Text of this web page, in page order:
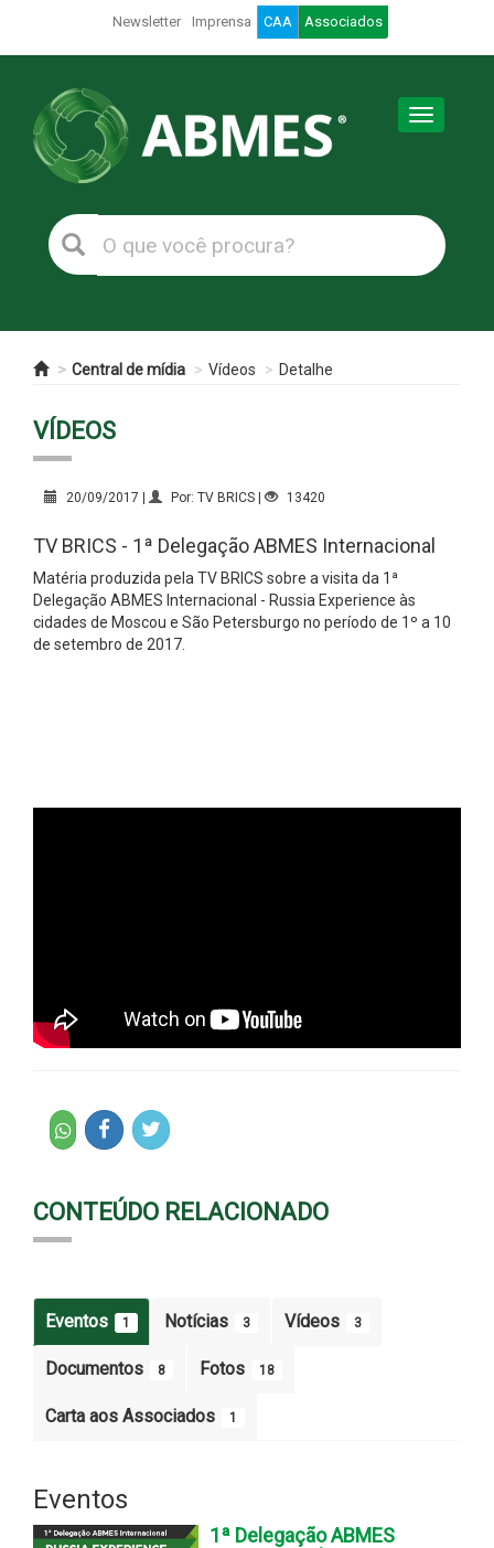
Newsletter Imprensa CAA Associados
Toggle
Central de mídia Vídeos Detalhe
VÍDEOS
20/09/2017 | Por: TV BRICS | 13420
TV BRICS - 1ª Delegação ABMES Internacional
Matéria produzida pela TV BRICS sobre a visita da 1ª
Delegação ABMES Internacional - Russia Experience às
cidades de Moscou e São Petersburgo no período de 1º a 10
de setembro de 2017.
CONTEÚDO RELACIONADO
Eventos 1 Notícias 3 Vídeos 3
Documentos 8 Fotos 18
Carta aos Associados 1
Eventos
1ª Delegação ABMES